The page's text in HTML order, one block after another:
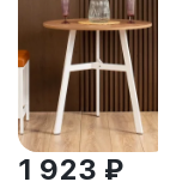
1 923 ₽